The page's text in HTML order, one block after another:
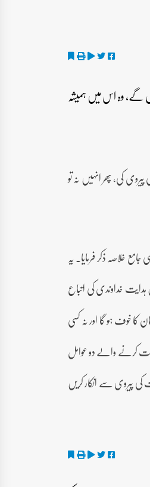
گے، وہ اس میں ہمیشہ
کی، پھر انہیں نہ تو
خلاصہ ذکر فرمایا۔ یہ
خداوندی کی اتباع
خوف ہو گا اور نہ کسی
کرنے والے دو عوامل
ہے جو اس ہدایت کی پیروی سے انکار کریں